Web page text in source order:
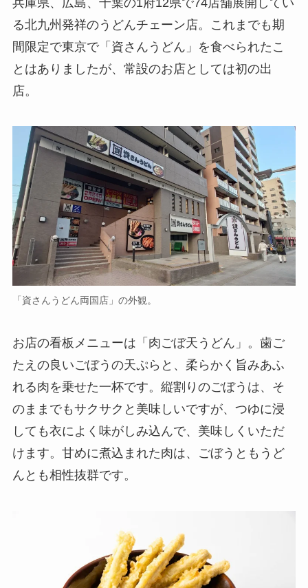
る北九州発祥のうどんチェーン店。これまでも期
間限定で東京で「資さんうどん」を食べられたこ
とはありましたが、常設のお店としては初の出
店。
「資さんうどん両国店」の外観。
お店の看板メニューは「肉ごぼ天うどん」。歯ご
たえの良いごぼうの天ぷらと、柔らかく旨みあふ
れる肉を乗せた一杯です。縦割りのごぼうは、そ
のままでもサクサクと美味しいですが、つゆに浸
しても衣によく味がしみ込んで、美味しくいただ
けます。甘めに煮込まれた肉は、ごぼうともうど
んとも相性抜群です。